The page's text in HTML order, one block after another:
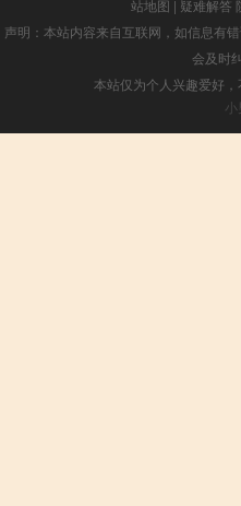
站地图 | 疑难解答
声明：本站内容来自互联网，如信息有
会及时
本站仅为个人兴趣爱好
小